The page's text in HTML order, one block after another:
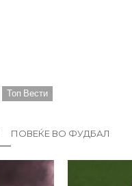
Топ Вести
ПОВЕЌЕ ВО ФУДБАЛ